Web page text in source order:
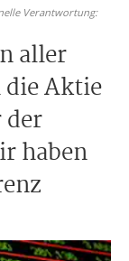
Verantwortung:
aller
die Aktie
haben